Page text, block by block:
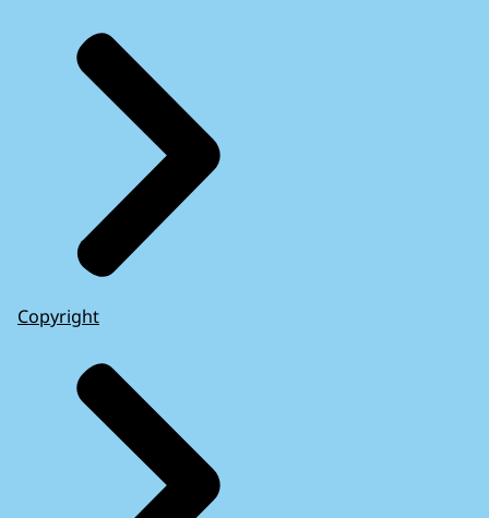
Copyright